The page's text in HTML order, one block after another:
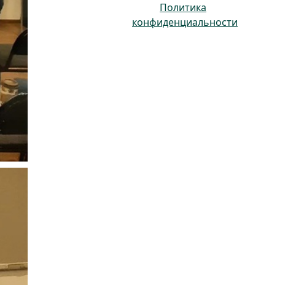
Политика
конфиденциальности